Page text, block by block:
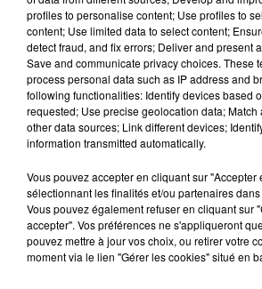
RETROUVEZ TOUTE L'ACTU
RECEVEZ LES ALERTES INFOS
EN TÉLÉCHARGEANT
RCA
LA RÉDACTION
RCA
Voir
profiles to personalise content; Use profiles to
content; Use limited data to select content;
detect fraud, and fix errors; Deliver and present
Save and communicate privacy choices. These
process personal data such as IP address and
following functionalities: Identify devices based
requested; Use precise geolocation data;
other data sources; Link different devices;
information transmitted automatically.
Vous pouvez accepter en cliquant sur "Accepter
sélectionnant les finalités et/ou partenaires
Vous pouvez également refuser en cliquant sur
accepter". Vos préférences ne s'appliqueront
pouvez mettre à jour vos choix, ou retirer votre
moment via le lien "Gérer les cookies" situé en